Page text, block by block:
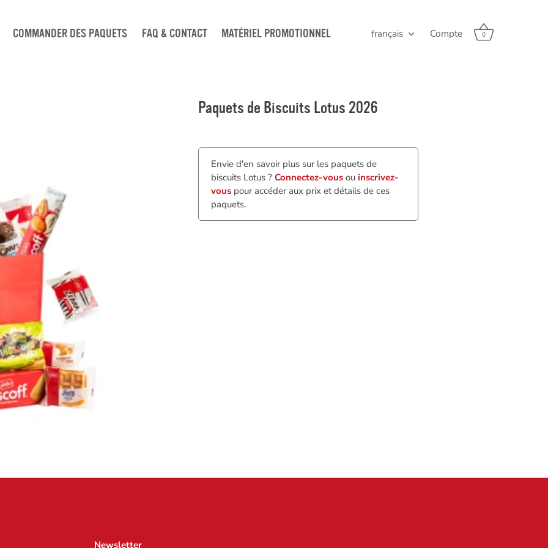
COMMANDER DES PAQUETS FAQ & CONTACT MATÉRIEL PROMOTIONNEL Langue
français Compte 0
Paquets de Biscuits Lotus 2026
Envie d'en savoir plus sur les paquets de
biscuits Lotus ? Connectez-vous ou inscrivez-
vous pour accéder aux prix et détails de ces
paquets.
Newsletter